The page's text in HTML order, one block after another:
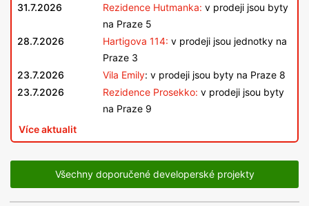
31.7.2026 Rezidence Hutmanka: v prodeji jsou byty
na Praze 5
28.7.2026
Hartigova 114: v prodeji jsou jednotky na
Praze 3
23.7.2026
Vila Emily: v prodeji jsou byty na Praze 8
23.7.2026
Rezidence Prosekko: v prodeji jsou byty
na Praze 9
Více aktualit
Všechny doporučené developerské projekty